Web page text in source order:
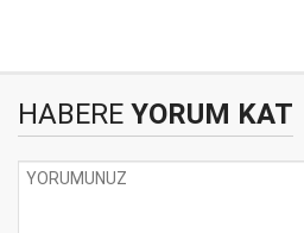
HABERE YORUM KAT